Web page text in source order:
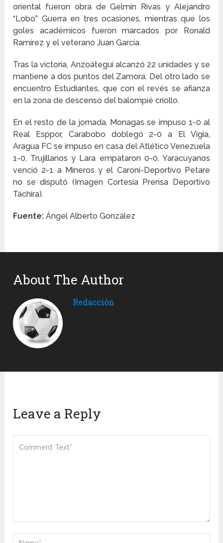
oriental fueron obra de Gelmin Rivas y Alejandro
“Lobo” Guerra en tres ocasiones, mientras que los
goles académicos fueron marcados por Ronald
Ramírez y el veterano Juan García.
Tras la victoria, Anzoátegui alcanzó 22 unidades y se
mantiene a dos puntos del Zamora. Del otro lado se
encuentro Estudiantes, que con el revés se afianza
en la zona de descenso del balompié criollo.
En el resto de la jornada, Monagas se impuso 1-0 al
Real Esppor, Carabobo doblegó 2-0 a El Vigía,
Aragua FC se impuso en casa del Atlético Venezuela
1-0, Trujillanos y Lara empataron 0-0, Yaracuyanos
venció 2-1 a Mineros y el Caroní-Deportivo Petare
no se disputó (Imagen Cortesía Prensa Deportivo
Táchira).
Fuente: Ángel Alberto González
About The Author
Redacción
Leave a Reply